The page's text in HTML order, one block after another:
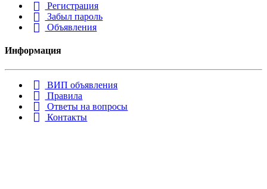
Регистрация
Забыл пароль
Объявления
Информация
ВИП объявления
Правила
Ответы на вопросы
Контакты